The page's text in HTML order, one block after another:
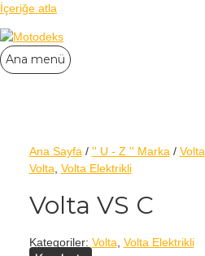
İçeriğe atla
Ana menü
Ana Sayfa / '' U - Z '' Marka / Volta
Volta Volta Elektrikli
Volta VS C
Kategoriler: Volta Volta Elektrikli